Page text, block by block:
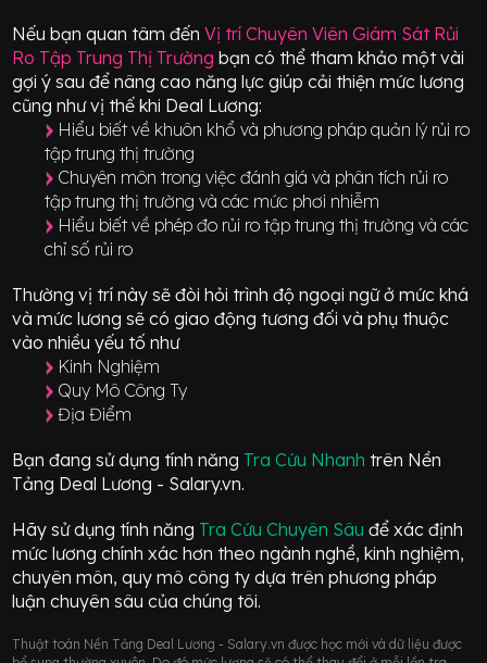
Nếu bạn quan tâm đến Vị tríChuyên Viên Giám Sát Rủi
Ro Tập Trung Thị Trường bạn có thể tham khảo một vài
gợi ý sau để nâng cao năng lực giúp cải thiện mức lương
cũng như vị thế khi Deal Lương:
Hiểu biết về khuôn khổ và phương pháp quản lý rủi ro
tập trung thị trường
Chuyên môn trong việc đánh giá và phân tích rủi ro
tập trung thị trường và các mức phơi nhiễm
Hiểu biết về phép đo rủi ro tập trung thị trường và các
chỉ số rủi ro
Thường vị trí này sẽ đòi hỏi trình độ ngoại ngữ ở mứckhá
và mức lương sẽ có giao động tương đối và phụ thuộc
vào nhiều yếu tố như
Kinh Nghiệm
Quy Mô Công Ty
Địa Điểm
Bạn đang sử dụng tính năng Tra Cứu Nhanh trên Nền
Tảng Deal Lương - Salary.vn.
Hãy sử dụng tính năng Tra Cứu Chuyên Sâuđể xác định
mức lương chính xác hơn theo ngành nghề, kinh nghiệm,
chuyên môn, quy mô công ty dựa trên phương pháp
luận chuyên sâu của chúng tôi.
Thuật toán Nền Tảng Deal Lương - Salary.vn được học mới và dữ liệu được